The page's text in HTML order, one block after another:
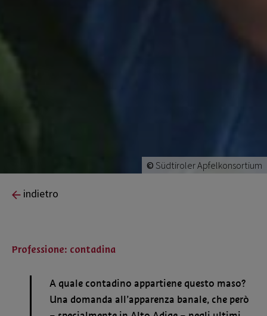
© Südtiroler Apfelkonsortium
indietro
Professione: contadina
A quale contadino appartiene questo maso?
Una domanda all’apparenza banale, che però